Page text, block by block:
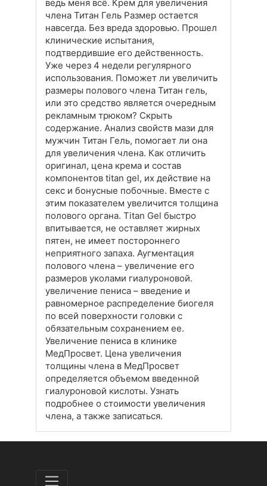
ведь меня всё. Крем для увеличения
члена Титан Гель Размер остается
навсегда. Без вреда здоровью. Прошел
клинические испытания,
подтвердившие его действенность.
Уже через 4 недели регулярного
использования. Поможет ли увеличить
размеры полового члена Титан гель,
или это средство является очередным
рекламным трюком? Скрыть
содержание. Анализ свойств мази для
мужчин Титан Гель, помогает ли она
для увеличения члена. Как отличить
оригинал, цена крема и состав
компонентов titan gel, их действие на
секс и бонусные побочные. Вместе с
этим показателем увеличится толщина
полового органа. Titan Gel быстро
впитывается, не оставляет жирных
пятен, не имеет постороннего
неприятного запаха. Аугментация
полового члена – увеличение его
размеров уколами гиалуроновой.
увеличение пениса – введение и
равномерное распределение биогеля
по всей поверхности головки с
обязательным сохранением ее.
Увеличение пениса в клинике
МедПросвет. Цена увеличения
толщины члена в МедПросвет
определяется объемом введенной
гиалуроновой кислоты. Узнать
подробнее о стоимости увеличения
члена, а также записаться.